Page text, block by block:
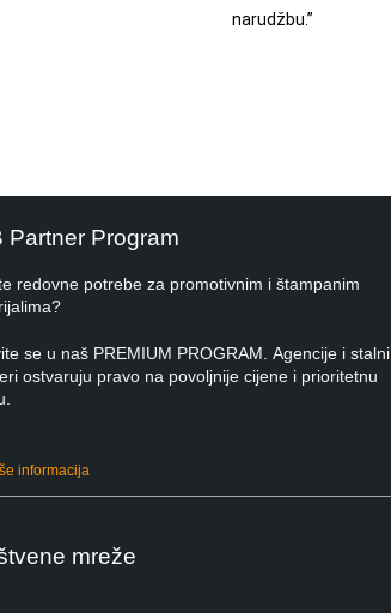
narudžbu.”
Partner Program
redovne potrebe za promotivnim i štampanim
se u naš PREMIUM PROGRAM. Agencije i stalni
ostvaruju pravo na povoljnije cijene i prioritetnu
informacija
mreže